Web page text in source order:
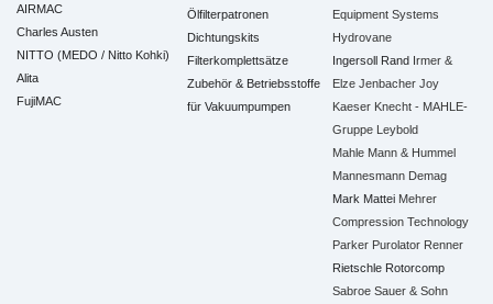
AIRMAC
Charles Austen
NITTO (MEDO / Nitto Kohki)
Alita
FujiMAC
Ölfilterpatronen
Dichtungskits
Filterkomplettsätze
Zubehör & Betriebsstoffe
für Vakuumpumpen
Equipment Systems
Hydrovane
Ingersoll Rand Irmer &
Elze Jenbacher Joy
Kaeser Knecht - MAHLE-
Gruppe Leybold
Mahle Mann & Hummel
Mannesmann Demag
Mark Mattei Mehrer
Compression Technology
Parker Purolator Renner
Rietschle Rotorcomp
Sabroe Sauer & Sohn